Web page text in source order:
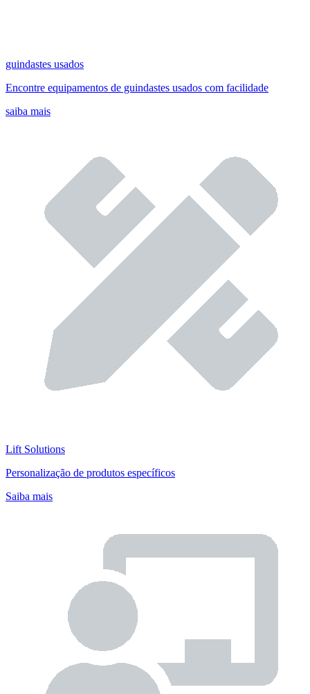
guindastes usados
Encontre equipamentos de guindastes usados com facilidade
saiba mais
Lift Solutions
Personalização de produtos específicos
Saiba mais